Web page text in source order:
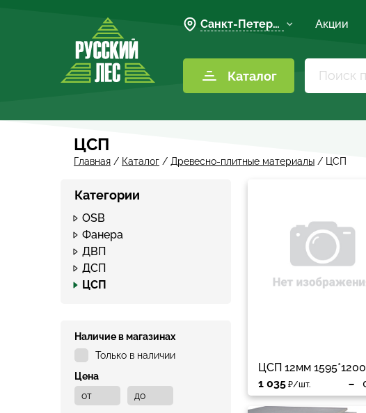
Санкт-Петербург Акции
Каталог
ЦСП
Главная / Каталог / Древесно-плитные материалы / ЦСП
Категории
OSB
Фанера
ДВП
ДСП
ЦСП
Наличие в магазинах
Только в наличии
Цена
ЦСП 12мм 1595*1200
1 035 ₽/шт. -